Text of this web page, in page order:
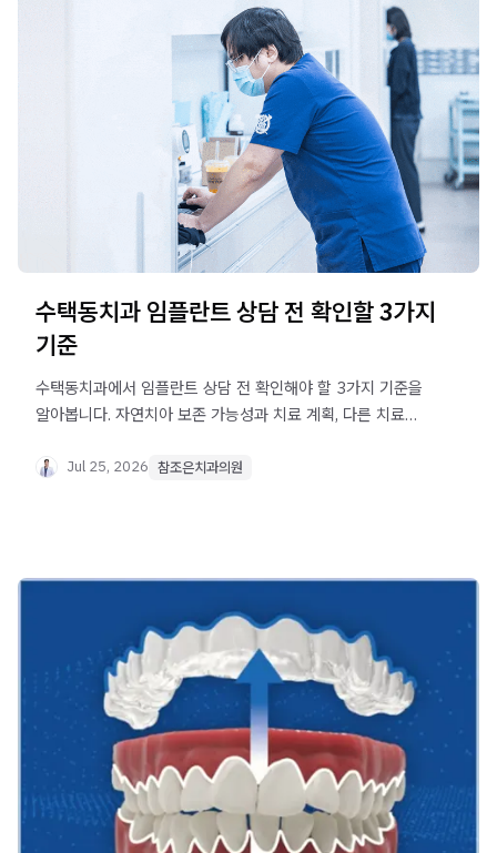
수택동치과 임플란트 상담 전 확인할 3가지
기준
수택동치과에서 임플란트 상담 전 확인해야 할 3가지 기준을
알아봅니다. 자연치아 보존 가능성과 치료 계획, 다른 치료법
Jul 25, 2026 참조은치과의원